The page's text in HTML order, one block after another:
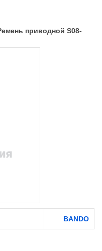
приводной S08-
BANDO